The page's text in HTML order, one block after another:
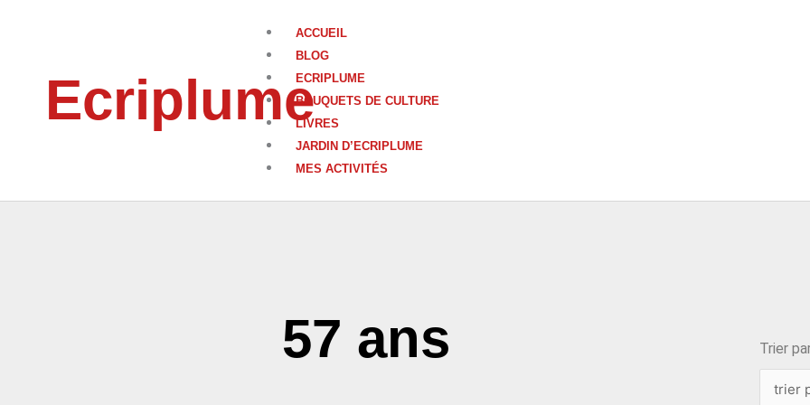
Ecriplume
ACCUEIL
BLOG
ECRIPLUME
BOUQUETS DE CULTURE
LIVRES
JARDIN D’ECRIPLUME
MES ACTIVITÉS
57 ans Trier